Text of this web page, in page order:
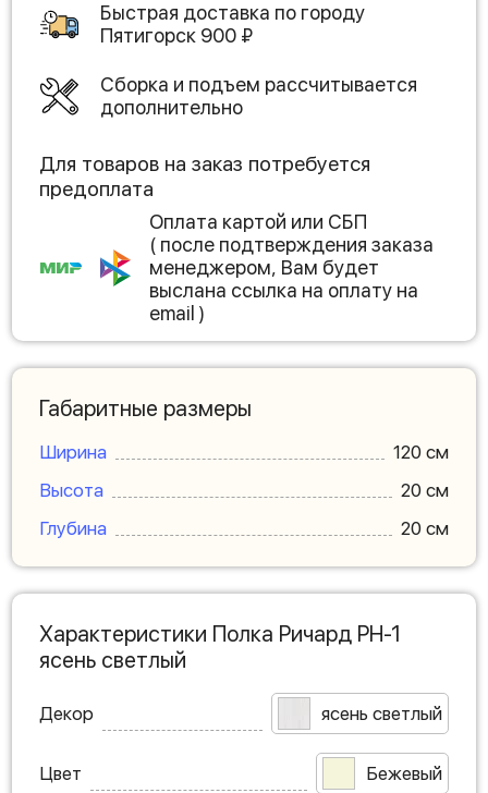
Быстрая доставка по городу
Пятигорск 900 ₽
Сборка и подъем рассчитывается
дополнительно
Для товаров на заказ потребуется
предоплата
Оплата картой или СБП
( после подтверждения заказа
менеджером, Вам будет
выслана ссылка на оплату на
email )
Габаритные размеры
Ширина
120 см
Высота
20 см
Глубина
20 см
Характеристики Полка Ричард РН-1
ясень светлый
Декор ясень светлый
Цвет Бежевый